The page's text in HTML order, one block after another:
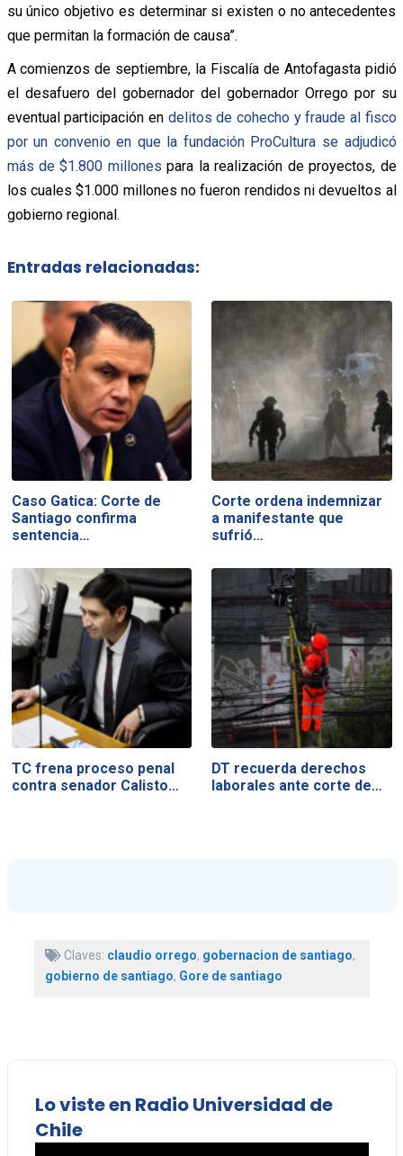
su único objetivo es determinar si existen o no antecedentes
que permitan la formación de causa”.
A comienzos de septiembre, la Fiscalía de Antofagasta pidió
el desafuero del gobernador del gobernador Orrego por su
eventual participación en delitos de cohecho y fraude al fisco
por un convenio en que la fundación ProCultura se adjudicó
más de $1.800 millones para la realización de proyectos, de
los cuales $1.000 millones no fueron rendidos ni devueltos al
gobierno regional.
Entradas relacionadas:
Caso Gatica: Corte de
Santiago confirma
sentencia…
Corte ordena indemnizar
a manifestante que
sufrió…
TC frena proceso penal
contra senador Calisto…
DT recuerda derechos
laborales ante corte de…
Claves: claudio orrego, gobernacion de santiago,
gobierno de santiago, Gore de santiago
Lo viste en Radio Universidad de
Chile